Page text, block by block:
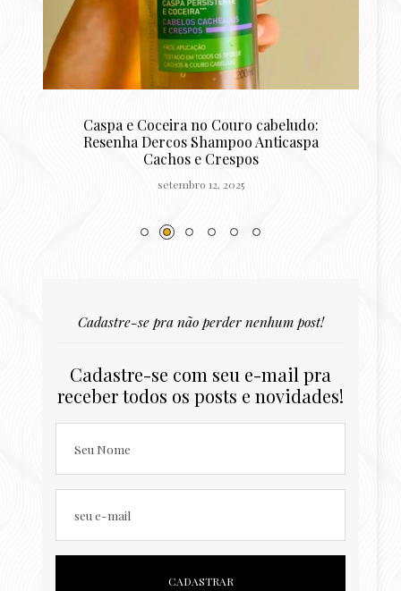
Caspa e Coceira no Couro cabeludo:
Resenha Dercos Shampoo Anticaspa
Cachos e Crespos
setembro 12, 2025
Cadastre-se pra não perder nenhum post!
Cadastre-se com seu e-mail pra
receber todos os posts e novidades!
Seu Nome
seu e-mail